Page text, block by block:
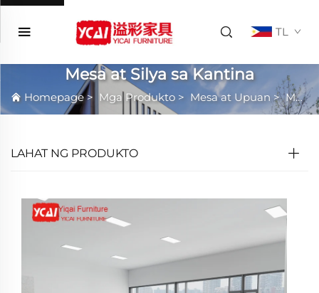
TL
Mesa at Silya sa Kantina
Homepage> Mga Produkto > Mesa at Upuan >Mesa at Silya sa Kantina
LAHAT NG PRODUKTO